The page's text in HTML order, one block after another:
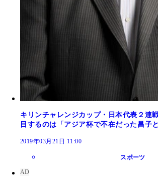
キリンチャレンジカップ・日本代表２連
目するのは「アジア杯で不在だった昌子
2019年03月21日 11:00
スポーツ